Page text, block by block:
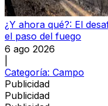
¿Y ahora qué?: El
el paso del fuego
6 ago 2026
Categoría: Campo
Publicidad
Publicidad